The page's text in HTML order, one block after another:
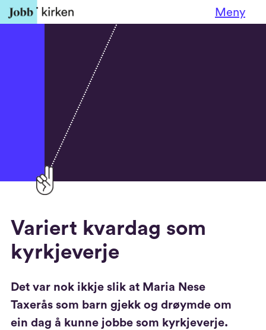
Meny
Variert kvardag som
kyrkjeverje
Det var nok ikkje slik at Maria Nese
Taxerås som barn gjekk og drøymde om
ein dag å kunne jobbe som kyrkjeverje.